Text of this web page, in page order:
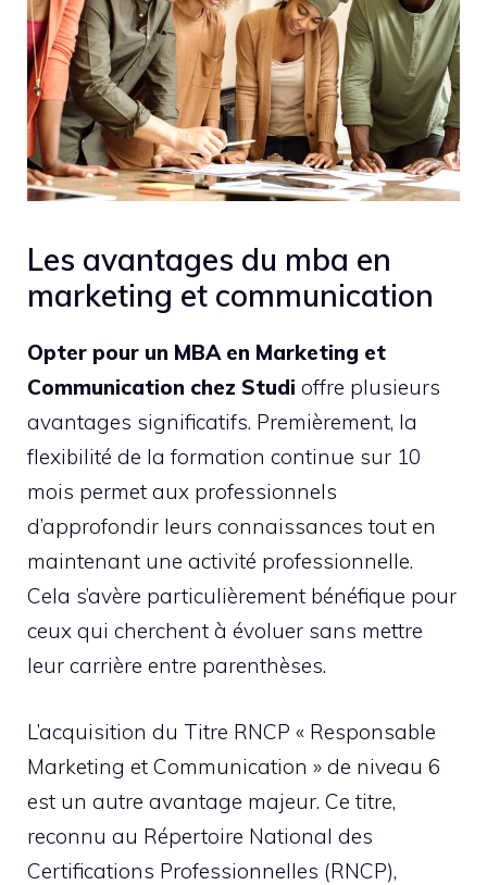
Les avantages du mba en
marketing et communication
Opter pour un MBA en Marketing et
Communication chez Studi offre plusieurs
avantages significatifs. Premièrement, la
flexibilité de la formation continue sur 10
mois permet aux professionnels
d’approfondir leurs connaissances tout en
maintenant une activité professionnelle.
Cela s’avère particulièrement bénéfique pour
ceux qui cherchent à évoluer sans mettre
leur carrière entre parenthèses.
L’acquisition du Titre RNCP « Responsable
Marketing et Communication » de niveau 6
est un autre avantage majeur. Ce titre,
reconnu au Répertoire National des
Certifications Professionnelles (RNCP),